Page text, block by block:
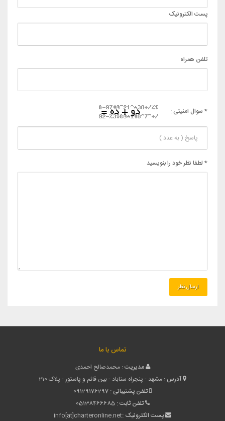
پست الکترونیک
تلفن همراه
* سوال امنیتی :
* لطفا نظر خود را بنویسید
تماس با ما
مدیریت : محمدصالح احمدی
آدرس : مشهد - پنجراه سناباد - بین قائم و پاستور - پلاک 210
تلفن پشتیبانی : 09129176297
تلفن ثابت : 05138466685
پست الکترونیک :info[at]charteronline.net